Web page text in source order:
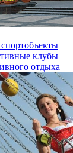
клубы
отдыха